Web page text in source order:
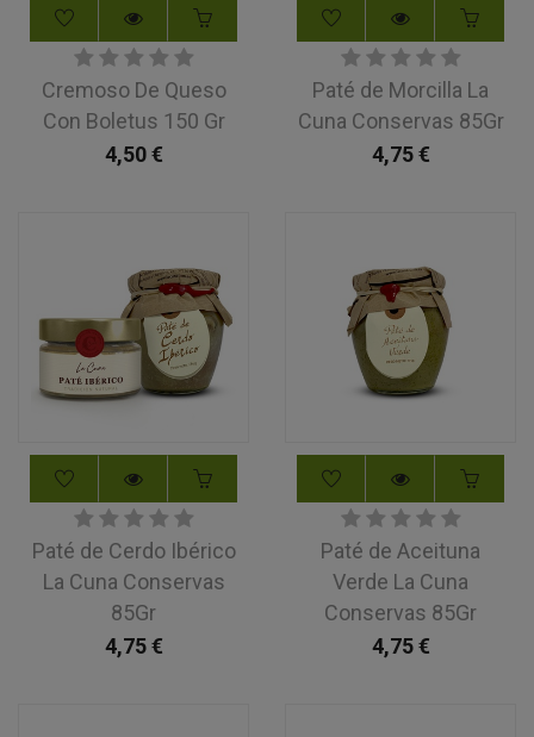
Cremoso De Queso
Con Boletus 150 Gr
4,50€
Paté de Morcilla La
Cuna Conservas 85Gr
4,75€
Paté de Cerdo Ibérico
La Cuna Conservas
85Gr
4,75€
Paté de Aceituna
Verde La Cuna
Conservas 85Gr
4,75€